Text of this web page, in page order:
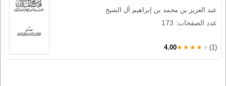
عبد العزيز بن محمد بن إبراهيم آل الشيخ
عدد الصفحات: 173
4.00★★★★★ (1)